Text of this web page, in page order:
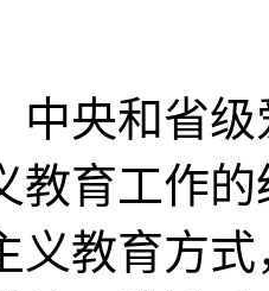
央和省级
教育工作
义教育方